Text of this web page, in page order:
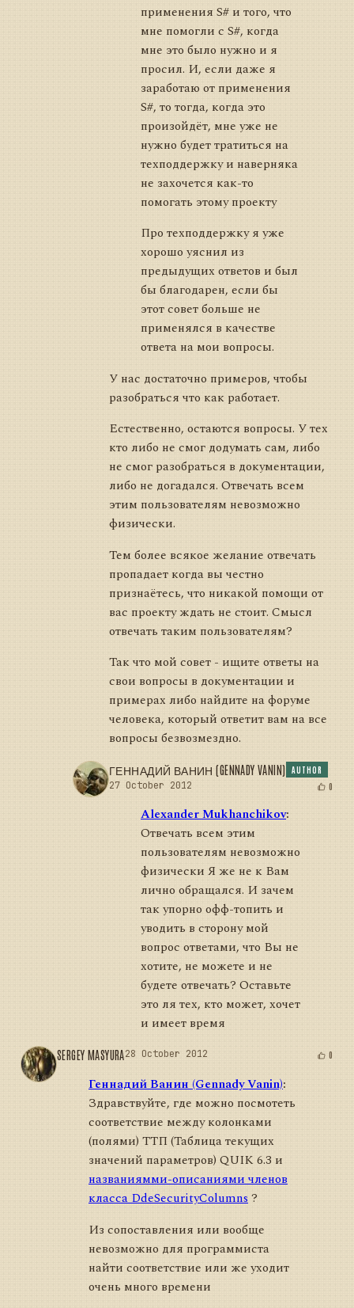
применения S# и того, что
мне помогли с S#, когда
мне это было нужно и я
просил. И, если даже я
заработаю от применения
S#, то тогда, когда это
произойдёт, мне уже не
нужно будет тратиться на
техподдержку и наверняка
не захочется как-то
помогать этому проекту
Про техподдержку я уже
хорошо уяснил из
предыдущих ответов и был
бы благодарен, если бы
этот совет больше не
применялся в качестве
ответа на мои вопросы.
У нас достаточно примеров, чтобы
разобраться что как работает.
Естественно, остаются вопросы. У тех
кто либо не смог додумать сам, либо
не смог разобраться в документации,
либо не догадался. Отвечать всем
этим пользователям невозможно
физически.
Тем более всякое желание отвечать
пропадает когда вы честно
признаётесь, что никакой помощи от
вас проекту ждать не стоит. Смысл
отвечать таким пользователям?
Так что мой совет - ищите ответы на
свои вопросы в документации и
примерах либо найдите на форуме
человека, который ответит вам на все
вопросы безвозмездно.
ГЕННАДИЙ ВАНИН (GENNADY VANIN) AUTHOR
27 October 2012 0
Alexander Mukhanchikov:
Отвечать всем этим
пользователям невозможно
физически Я же не к Вам
лично обращался. И зачем
так упорно офф-топить и
уводить в сторону мой
вопрос ответами, что Вы не
хотите, не можете и не
будете отвечать? Оставьте
это ля тех, кто может, хочет
и имеет время
SERGEY MASYURA28 October 2012 0
Геннадий Ванин (Gennady Vanin):
Здравствуйте, где можно посмотеть
соответствие между колонками
(полями) ТТП (Таблица текущих
значений параметров) QUIK 6.3 и
названиямми-описаниями членов
класса DdeSecurityColumns?
Из сопоставления или вообще
невозможно для программиста
найти соответствие или же уходит
очень много времени